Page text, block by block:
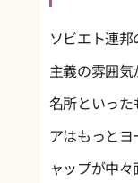
ソビエト連
主義の雰囲
名所といっ
アはもっと
ャップが中々